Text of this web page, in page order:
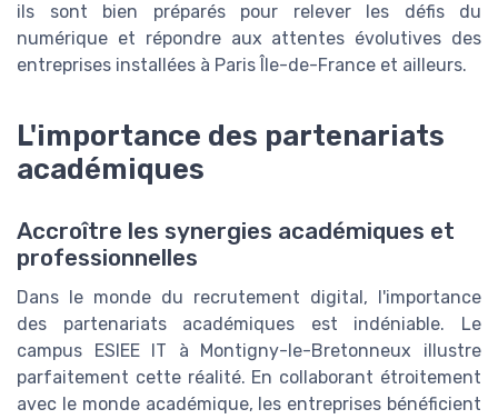
ils sont bien préparés pour relever les défis du
numérique et répondre aux attentes évolutives des
entreprises installées à Paris Île-de-France et ailleurs.
L'importance des partenariats
académiques
Accroître les synergies académiques et
professionnelles
Dans le monde du recrutement digital, l'importance
des partenariats académiques est indéniable. Le
campus ESIEE IT à Montigny-le-Bretonneux illustre
parfaitement cette réalité. En collaborant étroitement
avec le monde académique, les entreprises bénéficient